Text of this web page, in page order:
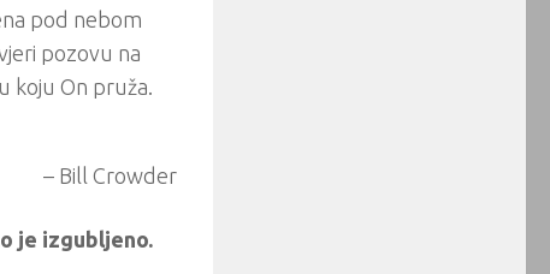
pod nebom
pozovu na
koju On pruža.
– Bill Crowder
je izgubljeno.